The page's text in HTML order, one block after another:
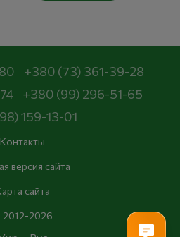
+380 (73) 361-39-28
+380 (99) 296-51-65
159-13-01
Контакты
версия сайта
сайта
2026